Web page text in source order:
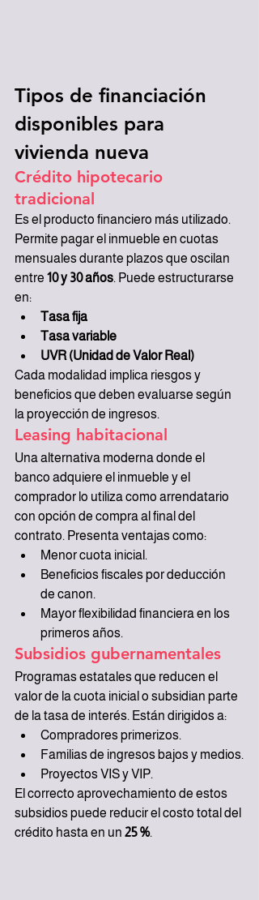
Tipos de financiación
disponibles para
vivienda nueva
Crédito hipotecario
tradicional
Es el producto financiero más utilizado.
Permite pagar el inmueble en cuotas
mensuales durante plazos que oscilan
entre 10 y 30 años. Puede estructurarse
en:
Tasa fija
Tasa variable
UVR (Unidad de Valor Real)
Cada modalidad implica riesgos y
beneficios que deben evaluarse según
la proyección de ingresos.
Leasing habitacional
Una alternativa moderna donde el
banco adquiere el inmueble y el
comprador lo utiliza como arrendatario
con opción de compra al final del
contrato. Presenta ventajas como:
Menor cuota inicial.
Beneficios fiscales por deducción
de canon.
Mayor flexibilidad financiera en los
primeros años.
Subsidios gubernamentales
Programas estatales que reducen el
valor de la cuota inicial o subsidian parte
de la tasa de interés. Están dirigidos a:
Compradores primerizos.
Familias de ingresos bajos y medios.
Proyectos VIS y VIP.
El correcto aprovechamiento de estos
subsidios puede reducir el costo total del
crédito hasta en un 25 %.